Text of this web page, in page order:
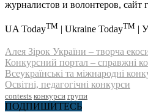
журналистов и волонтеров, сайт
UA TodayTM | Ukraine TodayTM |
Алея Зірок України – творча
Конкурсний портал – справжні
Всеукраїнські та міжнародні
Освітні, педагогічні конкурси
contests конкурси групи
ПОДПИШИТЕСЬ